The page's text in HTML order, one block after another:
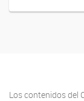
Los contenidos del